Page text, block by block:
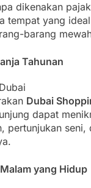
dikenakan
tempat yang
barang
Tahunan
Dubai
dapat
pertunjukan seni,
yang Hidup